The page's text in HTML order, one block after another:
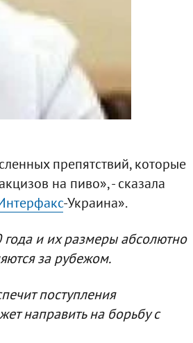
препятствий, которые
на пиво», - сказала
-Украина».
и их размеры абсолютно
за рубежом.
поступления
направить на борьбу с